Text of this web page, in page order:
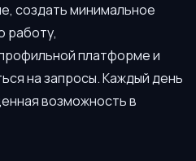
создать минимальное
работу,
платформе и
на запросы. Каждый день
возможность в